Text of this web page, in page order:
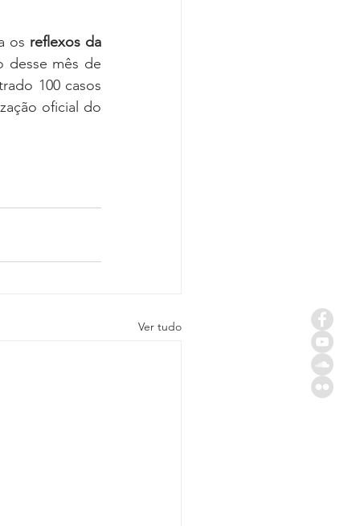
os reflexos da
desse mês de
100 casos
oficial do
Ver tudo